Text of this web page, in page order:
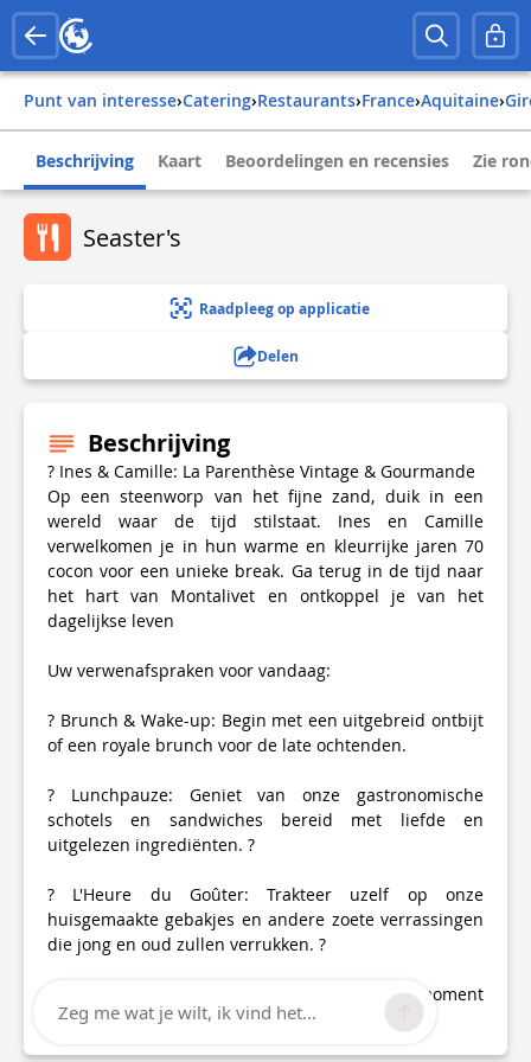
Punt van interesse› Catering› Restaurants› france› aquitaine›
Beschrijving Kaart Beoordelingen en recensies Zie
Seaster's
Raadpleeg op applicatie
Delen
Beschrijving
? Ines & Camille: La Parenthèse Vintage & Gourmande
Op een steenworp van het fijne zand, duik in een
wereld waar de tijd stilstaat. Ines en Camille
verwelkomen je in hun warme en kleurrijke jaren 70
cocon voor een unieke break. Ga terug in de tijd naar
het hart van Montalivet en ontkoppel je van het
dagelijkse leven
Uw verwenafspraken voor vandaag:
? Brunch & Wake-up: Begin met een uitgebreid ontbijt
of een royale brunch voor de late ochtenden.
? Lunchpauze: Geniet van onze gastronomische
schotels en sandwiches bereid met liefde en
uitgelezen ingrediënten. ?
? L'Heure du Goûter: Trakteer uzelf op onze
huisgemaakte gebakjes en andere zoete verrassingen
die jong en oud zullen verrukken. ?
? Een retro en smakelijke tussenstop voor een moment
van puur geluk aan zee.
Zeg me wat je wilt, ik vind het...